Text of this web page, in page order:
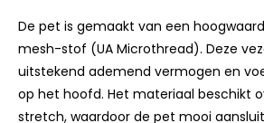
De pet is gemaakt van een
mesh-stof (UA Microthread). Deze
uitstekend ademend vermogen en
op het hoofd. Het materiaal beschikt
stretch, waardoor de pet mooi